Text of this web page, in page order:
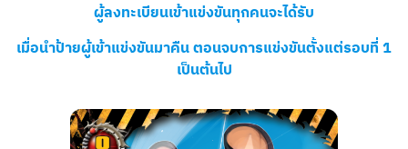
ผู้ลงทะเบียนเข้าแข่งขันทุกคนจะได้รับ
เมื่อนำป้ายผู้เข้าแข่งขันมาคืน ตอนจบการแข่งขันตั้งแต่รอบที่ 1
เป็นต้นไป